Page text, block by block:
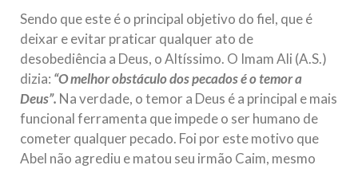
Sendo que este é o principal objetivo do fiel, que é
deixar e evitar praticar qualquer ato de
desobediência a Deus, o Altíssimo. O Imam Ali (A.S.)
dizia: “O melhor obstáculo dos pecados é o temor a
Deus”. Na verdade, o temor a Deus é a principal e mais
funcional ferramenta que impede o ser humano de
cometer qualquer pecado. Foi por este motivo que
Abel não agrediu e matou seu irmão Caim, mesmo